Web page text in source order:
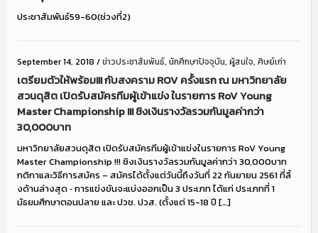
ประชาสัมพันธ์59-60(ช่วงที่2)
September 14, 2018 /ข่าวประชาสัมพันธ์, นักศึกษาปัจจุบัน, ผู้สนใจ, ศิษย์เก่า
เตรียมตัวให้พร้อม!!! กับสงคราม ROV ครั้งแรก ณ มหาวิทยาลัย
สวนดุสิต เปิดรับสมัครทีมผู้เข้าแข่ง ในรายการ RoV Young
Master Championship !!! ชิงเงินรางวัลรวมกันมูลค่ากว่า
30,000บาท
มหาวิทยาลัยสวนดุสิต เปิดรับสมัครทีมผู้เข้าแข่งในรายการ RoV Young
Master Championship !!! ชิงเงินรางวัลรวมกันมูลค่ากว่า 30,000บาท
กติกาและวิธีการสมัคร – สมัครได้ตั้งแต่วันนี้ถึงวันที่ 22 กันยายน 2561 ที่ลิ้
งด้านล่างสุด ⁃ การแข่งขันจะแบ่งออกเป็น 3 ประเภท ได้แก่ ประเภทที่ 1
มัธยมศึกษาตอนปลาย และ ปวช. ปวส. (ตั้งแต่ 15-18 ปี […]